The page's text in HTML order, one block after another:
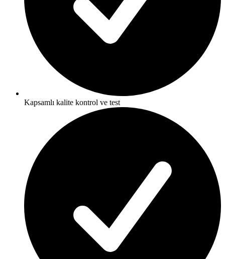
Kapsamlı kalite kontrol ve test